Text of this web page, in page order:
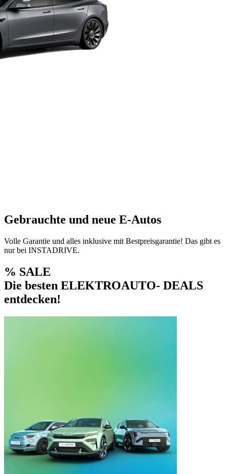
Gebrauchte und neue E-Autos
Volle Garantie und alles inklusive mit Bestpreisgarantie! Das gibt es
nur bei INSTADRIVE.
% SALE
Die besten ELEKTROAUTO- DEALS
entdecken!